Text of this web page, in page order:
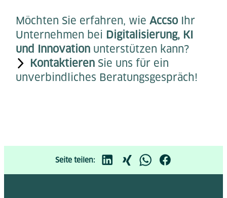
Möchten Sie erfahren, wieAccso Ihr
Unternehmen bei Digitalisierung, KI
und Innovation unterstützen kann?
Kontaktieren Sie uns für ein
unverbindliches Beratungsgespräch!
Seite teilen: